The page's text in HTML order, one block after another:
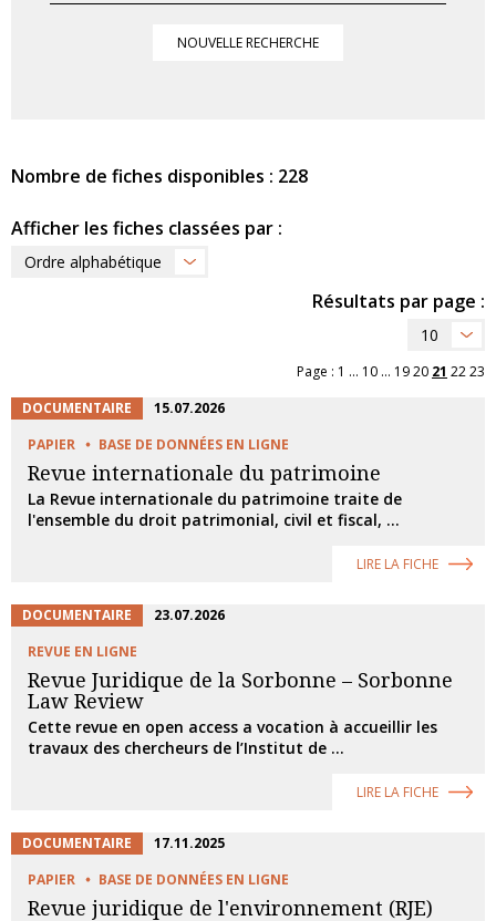
NOUVELLE RECHERCHE
Nombre de fiches disponibles : 228
Afficher les fiches classées par :
Ordre alphabétique
Résultats par page :
10
Page : 1 ... 10 ... 1920 21 2223
DOCUMENTAIRE
15.07.2026
PAPIER
BASE DE DONNÉES EN LIGNE
Revue internationale du patrimoine
La Revue internationale du patrimoine traite de
l'ensemble du droit patrimonial, civil et fiscal, ...
LIRE LA FICHE
DOCUMENTAIRE
23.07.2026
REVUE EN LIGNE
Revue Juridique de la Sorbonne – Sorbonne
Law Review
Cette revue en open access a vocation à accueillir les
travaux des chercheurs de l’Institut de ...
LIRE LA FICHE
DOCUMENTAIRE
17.11.2025
PAPIER
BASE DE DONNÉES EN LIGNE
Revue juridique de l'environnement (RJE)